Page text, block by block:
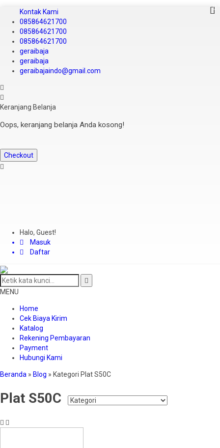
Kontak Kami
085864621700
085864621700
085864621700
geraibaja
geraibaja
geraibajaindo@gmail.com
Keranjang Belanja
Oops, keranjang belanja Anda kosong!
Checkout
Halo, Guest!
Masuk
Daftar
MENU
Home
Cek Biaya Kirim
Katalog
Rekening Pembayaran
Payment
Hubungi Kami
Beranda » Blog » Kategori Plat S50C
Plat S50C